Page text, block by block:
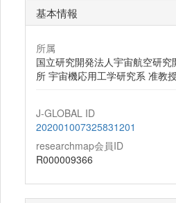
基本情報
所属
国立研究開発法人宇宙航空研
所 宇宙機応用工学研究系 准教
J-GLOBAL ID
202001007325831201
researchmap会員ID
R000009366